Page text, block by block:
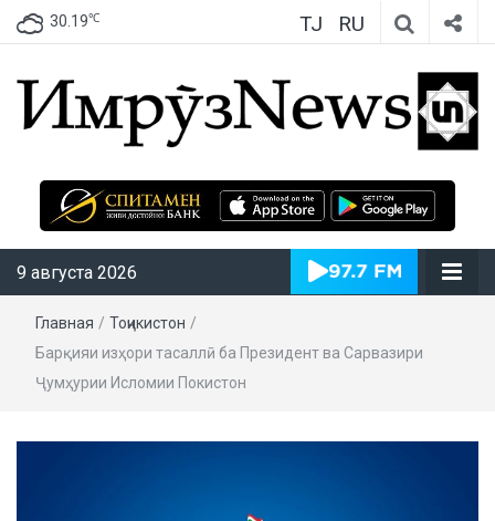
30.19℃ TJ RU
ИмрӯзNews
9 августа 2026
Главная / Тоҷикистон /
Барқияи изҳори тасаллӣ ба Президент ва Сарвазири
Ҷумҳурии Исломии Покистон